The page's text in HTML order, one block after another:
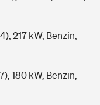
217 kW, Benzin,
180 kW, Benzin,